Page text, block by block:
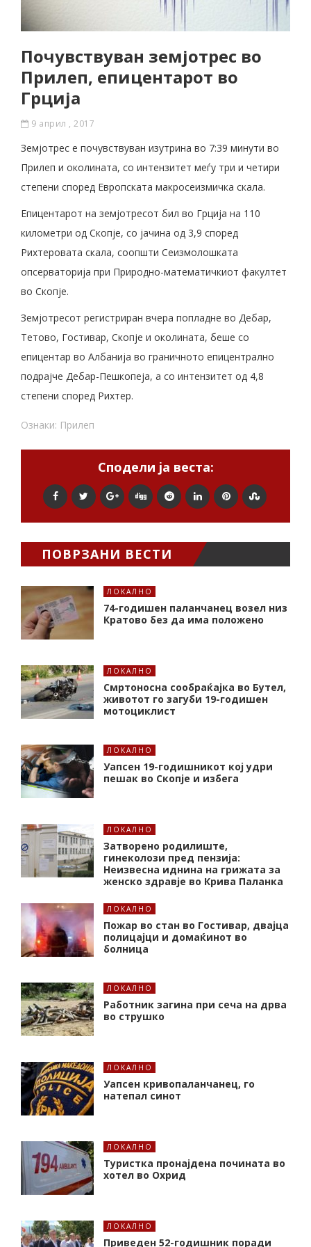
Почувствуван земјотрес во
Прилеп, епицентарот во
Грција
9 април , 2017
Земјотрес е почувствуван изутрина во 7:39 минути во
Прилеп и околината, со интензитет меѓу три и четири
степени според Европската макросеизмичка скала.
Епицентарот на земјотресот бил во Грција на 110
километри од Скопје, со јачина од 3,9 според
Рихтеровата скала, соопшти Сеизмолошката
опсерваторија при Природно-математичкиот факултет
во Скопје.
Земјотресот регистриран вчера попладне во Дебар,
Тетово, Гостивар, Скопје и околината, беше со
епицентар во Албанија во граничното епицентрално
подрајче Дебар-Пешкопеја, а со интензитет од 4,8
степени според Рихтер.
Ознаки: Прилеп
Сподели ја веста:
ПОВРЗАНИ ВЕСТИ
ЛОКАЛНО
74-годишен паланчанец возел низ
Кратово без да има положено
ЛОКАЛНО
Смртоносна сообраќајка во Бутел,
животот го загуби 19-годишен
мотоциклист
ЛОКАЛНО
Уапсен 19-годишникот кој удри
пешак во Скопје и избега
ЛОКАЛНО
Затворено родилиште,
гинеколози пред пензија:
Неизвесна иднина на грижата за
женско здравје во Крива Паланка
ЛОКАЛНО
Пожар во стан во Гостивар, двајца
полицајци и домаќинот во
болница
ЛОКАЛНО
Работник загина при сеча на дрва
во струшко
ЛОКАЛНО
Уапсен кривопаланчанец, го
натепал синот
ЛОКАЛНО
Туристка пронајдена почината во
хотел во Охрид
ЛОКАЛНО
Приведен 52-годишник поради